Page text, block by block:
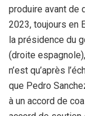
produire avant de
2023, toujours en
la présidence du
(droite
n’est qu’après
que Pedro
à un accord de